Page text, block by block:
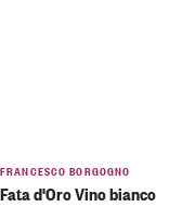
FRANCESCO BORGOGNO
Fata d'Oro Vino bianco